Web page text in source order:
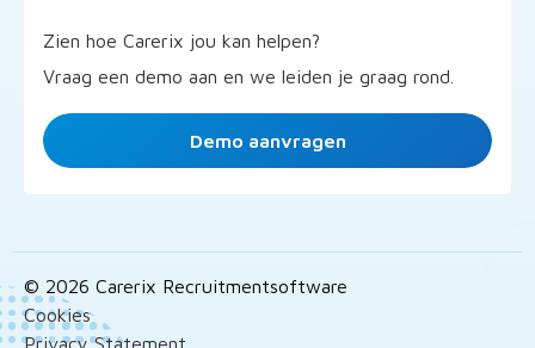
Zien hoe Carerix jou kan helpen?
Vraag een demo aan en we leiden je graag rond.
Demo aanvragen
© 2026 Carerix Recruitmentsoftware
Cookies
Privacy Statement